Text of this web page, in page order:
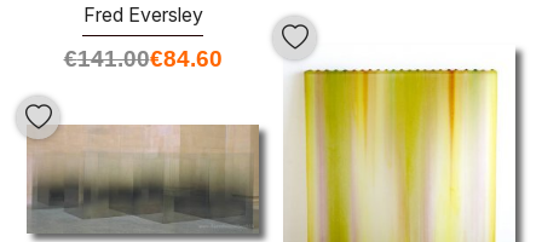
Fred Eversley
€141.00€84.60